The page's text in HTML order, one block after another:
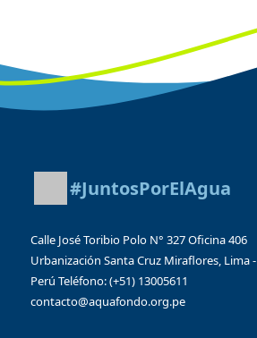
#JuntosPorElAgua
Calle José Toribio Polo N° 327Oficina 406
Urbanización Santa Cruz Miraflores, Lima -
Perú Teléfono: (+51) 13005611
contacto@aquafondo.org.pe